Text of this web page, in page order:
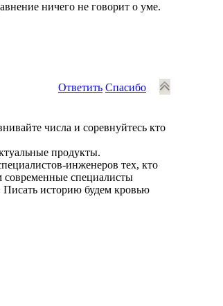
ничего не говорит о уме.
Ответить Спасибо
числа и соревнуйтесь кто
продукты.
инженеров тех, кто
современные специалисты
Писать историю будем кровью